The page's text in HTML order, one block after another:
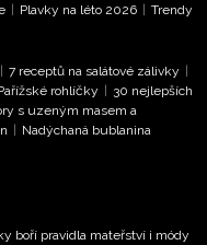
s
Zásadami
Extra s.r.o. bude s
a
a exkluzivní
| Plavky na léto 2026 | Trendy
| 7 receptů na salátové zálivky |
rohlíčky | 30 nejlepších
s uzeným masem a
| Nadýchaná bublanina
boří pravidla mateřství i módy